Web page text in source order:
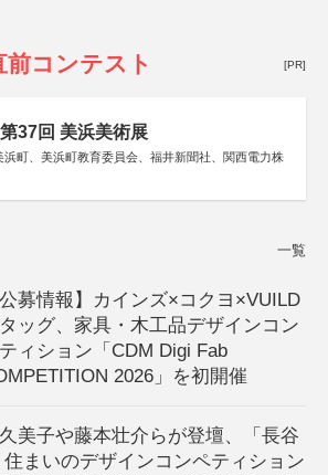
コンテスト [PR]
37回 美浜美術展
浜町、美浜町教育委員会、福井新聞社、関西電力株
一覧
公募情報】カインズ×コクヨ×VUILD
ッグ、家具・木工品デザインコン
ィション「CDM Digi Fab
2026」を初開催
美子や藤本壮介らが登壇、「長谷
住まいのデザインコンペティション